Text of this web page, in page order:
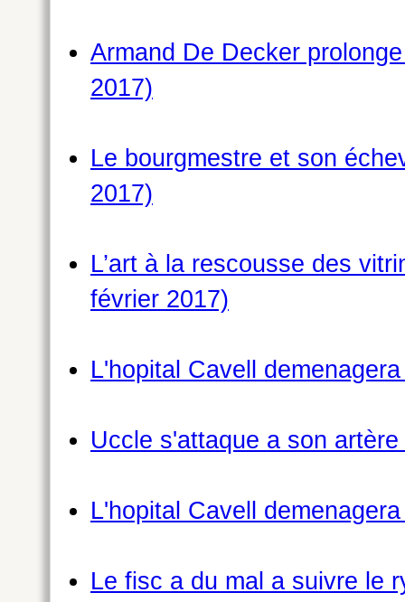
Armand De Decker
2017)
Le bourgmestre et son
2017)
L’art à la rescousse des
février 2017)
L'hopital Cavell
Uccle s'attaque a son
L'hopital Cavell
Le fisc a du mal a suivre le